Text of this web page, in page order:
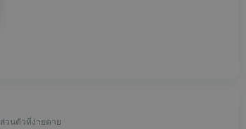
วนตัวที่ง่ายดาย